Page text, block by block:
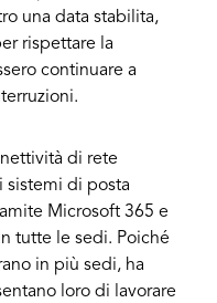
una data stabilita,
rispettare la
continuare a
di rete
sistemi di posta
Microsoft 365 e
tutte le sedi. Poiché
in più sedi, ha
loro di lavorare